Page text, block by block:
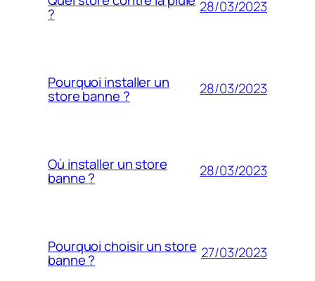
? 28/03/2023
Pourquoi installer un
store banne ? 28/03/2023
Où installer un store
banne ? 28/03/2023
Pourquoi choisir un store
banne ? 27/03/2023